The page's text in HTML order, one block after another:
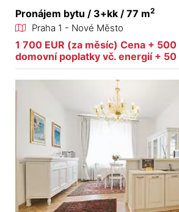
Pronájem bytu / 3+kk / 77 m2
Praha 1 - Nové Město
1 700 EUR (za měsíc) Cena +
domovní poplatky vč. energií +